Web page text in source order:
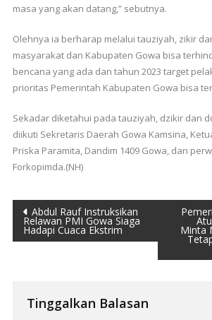
masa yang akan datang,” sebutnya.
Olehnya ia berharap melalui tauziyah, zikir
masyarakat dan Kabupaten Gowa bisa
bencana yang ada dan tahun 2023 target
prioritas Pemerintah Kabupaten Gowa bisa
Sekadar diketahui pada tauziyah, dzikir dan
diikuti Sekretaris Daerah Gowa Kamsina,
Priska Paramita, Dandim 1409 Gowa, dan
Forkopimda.(NH)
Navigasi
pos
Abdul Rauf Instruksikan
Relawan PMI Gowa Siaga
Hadapi Cuaca Ekstrim Minta
Tinggalkan Balasan